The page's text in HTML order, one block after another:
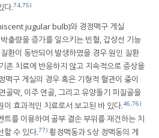
다.74,75)
jugular bulb)와 경정맥구 게실
출량을 증가를 일으키는 빈혈, 갑상선 기능
환이 동반되어 발생하였을 경우 원인 질환
존 치료에 반응하지 않고 지속적으로 증상을
구 게실의 경우 혹은 기형적 혈관이 중이
골막, 이주 연골, 그리고 유양돌기 피질골을
효과적인 치료로서 보고된 바 있다.46,76)
를 이용하여 골부 결손 부위를 재건하는 치
할 수 있다.77) 횡정맥동과 S상 정맥동의 게